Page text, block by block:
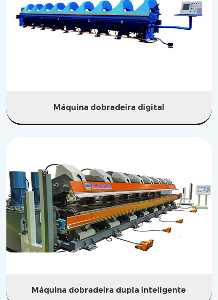
Máquina dobradeira digital
Máquina dobradeira dupla inteligente